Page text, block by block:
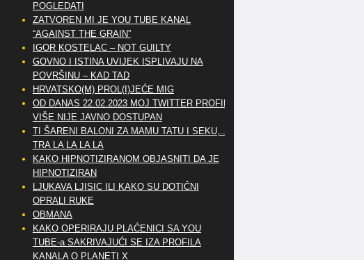
POGLEDATI
ZATVOREN MI JE YOU TUBE KANAL
“AGAINST THE GRAIN”
IGOR KOSTELAC – NOT GUILTY
GOVNO I ISTINA UVIJEK ISPLIVAJU NA
POVRŠINU – KAD TAD
HRVATSKO(M) PROL(I)JEĆE MIG
OD DANAS 22.02.2023 MOJ TWITTER PROFIL
VIŠE NIJE JAVNO DOSTUPAN
TI ŠARENI BALONI ZA MAMU TATU I SEKU,..
TRA LA LA LA LA
KAKO HIPNOTIZIRANOM OBJASNITI DA JE
HIPNOTIZIRAN
LJUKAVA LJISIC ILI KAKO SU DOTIČNI
OPRALI RUKE
OBMANA
KAKO OPERIRAJU PLAĆENICI SA YOU
TUBE-a SAKRIVAJUĆI SE IZA PROFILA
KANALA O PLANETI X